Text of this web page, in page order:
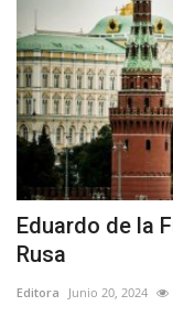
Eduardo de la
Rusa
Editora Junio 20, 2024